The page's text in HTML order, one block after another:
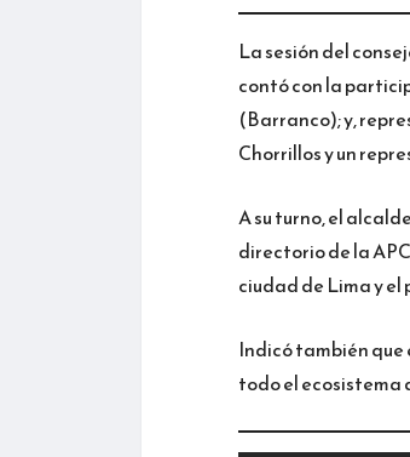
La sesión del
contó con la
(Barranco); y,
Chorrillos y un
A su turno, el
directorio de la
ciudad de Lima y el
Indicó también
todo el ecosistema